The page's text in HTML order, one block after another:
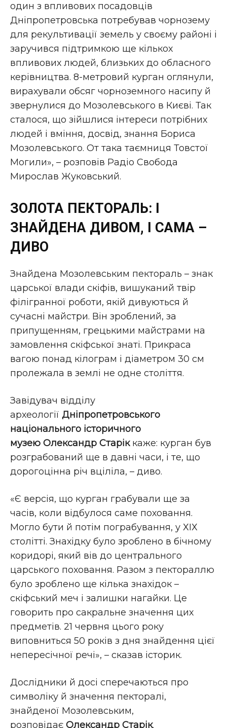
один з впливових посадовців
Дніпропетровська потребував чорнозему
для рекультивації земель у своєму районі і
заручився підтримкою ще кількох
впливових людей, близьких до обласного
керівництва. 8-метровий курган оглянули,
вирахували обсяг чорноземного насипу й
звернулися до Мозолевського в Києві. Так
сталося, що зійшлися інтереси потрібних
людей і вміння, досвід, знання Бориса
Мозолевського. От така таємниця Товстої
Могили», – розповів Радіо Свобода
Мирослав Жуковський.
ЗОЛОТА ПЕКТОРАЛЬ: І
ЗНАЙДЕНА ДИВОМ, І САМА –
ДИВО
Знайдена Мозолевським пектораль – знак
царської влади скіфів, вишуканий твір
філігранної роботи, якій дивуються й
сучасні майстри. Він зроблений, за
припущенням, грецькими майстрами на
замовлення скіфської знаті. Прикраса
вагою понад кілограм і діаметром 30 см
пролежала в землі не одне століття.
Завідувач відділу
археології Дніпропетровського
національного історичного
музею Олександр Старіккаже: курган був
розграбований ще в давні часи, і те, що
дорогоцінна річ вціліла, – диво.
«Є версія, що курган грабували ще за
часів, коли відбулося саме поховання.
Могло бути й потім пограбування, у ХІХ
столітті. Знахідку було зроблено в бічному
коридорі, який вів до центрального
царського поховання. Разом з пектораллю
було зроблено ще кілька знахідок –
скіфський меч і залишки нагайки. Це
говорить про сакральне значення цих
предметів. 21 червня цього року
виповниться 50 років з дня знайдення цієї
непересічної речі», – сказав історик.
Дослідники й досі сперечаються про
символіку й значення пекторалі,
знайденої Мозолевським,
розповідає Олександр Старік.